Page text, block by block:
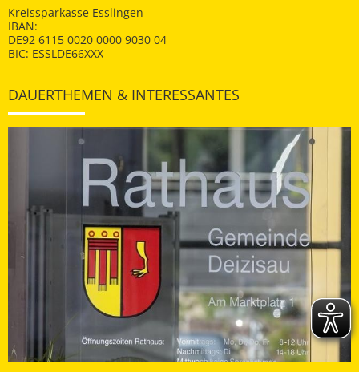
Kreissparkasse Esslingen
IBAN:
DE92 6115 0020 0000 9030 04
BIC: ESSLDE66XXX
DAUERTHEMEN & INTERESSANTES